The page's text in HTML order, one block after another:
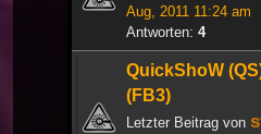
Aug, 2011 11:24 am
Antworten: 4
QuickShoW
(FB3)
Letzter Beitrag von